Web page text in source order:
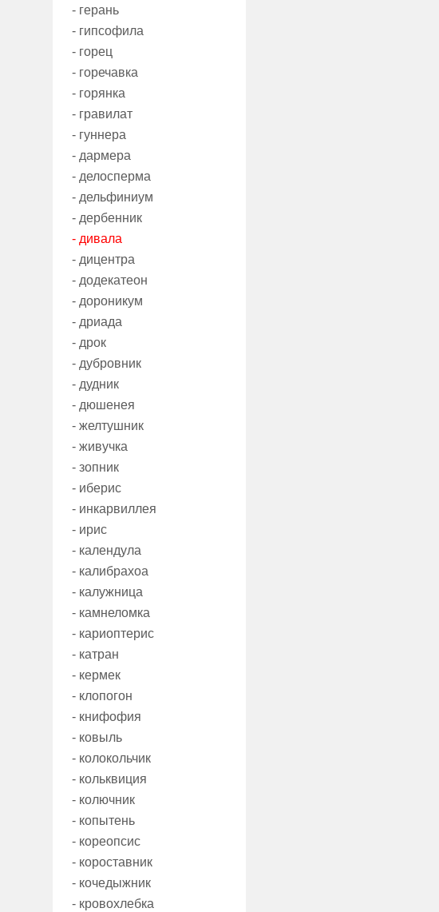
- герань
- гипсофила
- горец
- горечавка
- горянка
- гравилат
- гуннера
- дармера
- делосперма
- дельфиниум
- дербенник
- дивала
- дицентра
- додекатеон
- дороникум
- дриада
- дрок
- дубровник
- дудник
- дюшенея
- желтушник
- живучка
- зопник
- иберис
- инкарвиллея
- ирис
- календула
- калибрахоа
- калужница
- камнеломка
- кариоптерис
- катран
- кермек
- клопогон
- книфофия
- ковыль
- колокольчик
- кольквиция
- колючник
- копытень
- кореопсис
- короставник
- кочедыжник
- кровохлебка